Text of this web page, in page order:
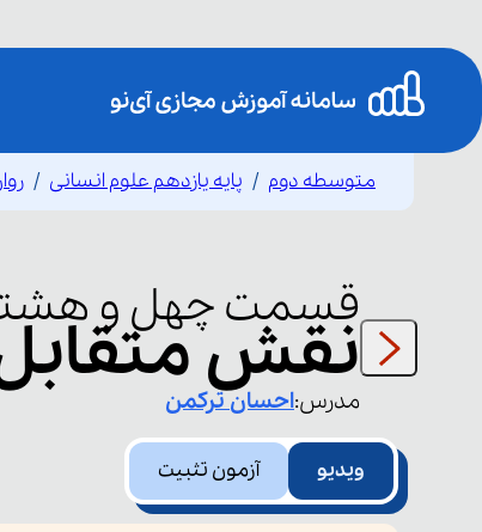
متوسطه دوم پایه یازدهم علوم انسانی
قسمتچهل و
نقش
مدرس:احسانترکمن
ویدیو آزمون تثبیت